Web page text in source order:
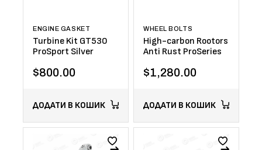
ENGINE GASKET
Turbine Kit GT530
ProSport Silver
$800.00
ДОДАТИ В КОШИК
WHEEL BOLTS
High-carbon Rootors
Anti Rust ProSeries
$1,280.00
ДОДАТИ В КОШИК